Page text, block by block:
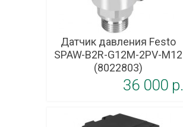
Датчик давления Festo
SPAW-B2R-G12M-2PV-M12
(8022803)
36 000 p.